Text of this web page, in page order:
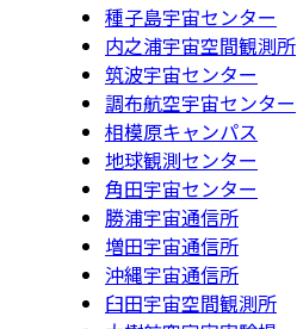
種子島宇宙センター
内之浦宇宙空間観測所
筑波宇宙センター
調布航空宇宙センター
相模原キャンパス
地球観測センター
角田宇宙センター
勝浦宇宙通信所
増田宇宙通信所
沖縄宇宙通信所
臼田宇宙空間観測所